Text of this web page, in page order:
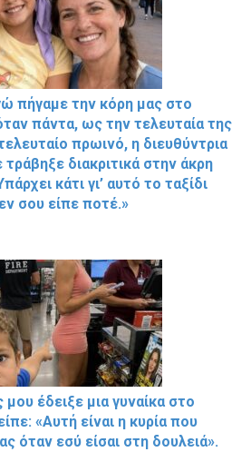
πήγαμε την κόρη μας στο
πάντα, ως την τελευταία της
πρωινό, η διευθύντρια
διακριτικά στην άκρη
κάτι γι’ αυτό το ταξίδι
σου είπε ποτέ.»
έδειξε μια γυναίκα στο
«Αυτή είναι η κυρία που
όταν εσύ είσαι στη δουλειά».